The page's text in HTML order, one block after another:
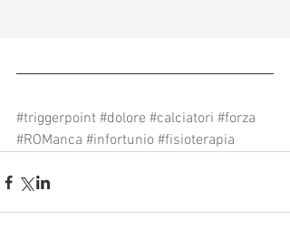
#triggerpoint #dolore #calciatori #forza
#ROManca #infortunio #fisioterapia